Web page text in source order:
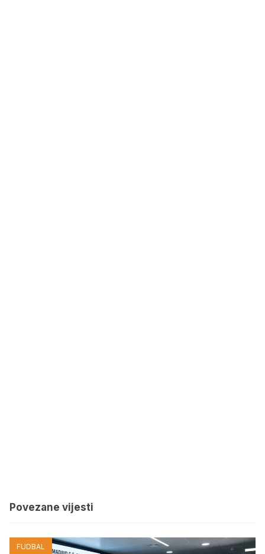
Povezane vijesti
FUDBAL